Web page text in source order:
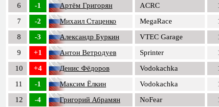
6
-1 Артём Григорян ACRC
7
-2 Михаил Стаценко MegaRace
8
-3 Александр Буркин VTEC Garage
9
+1 Антон Ветродуев Sprinter
10
+4 Денис Фёдоров Vodokachka
11
-1 Максим Ёлкин Vodokachka
12
-4 Григорий Абрамян NoFear